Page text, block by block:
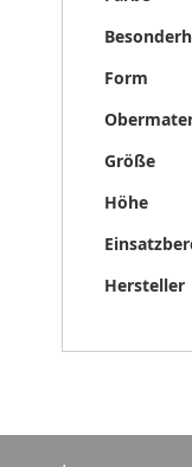
Form
Größe
Höhe
Hersteller